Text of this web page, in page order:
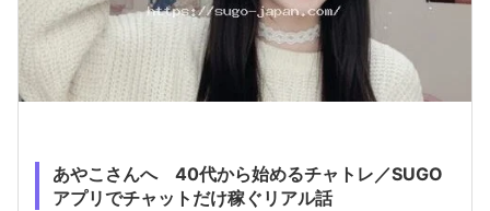
あやこさんへ 40代から始めるチャトレ／SUGO
アプリでチャットだけ稼ぐリアル話